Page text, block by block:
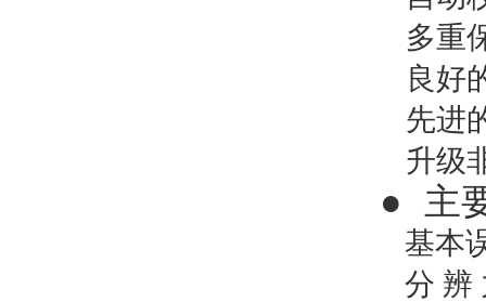
多重
良好
先进
升级
● 主
基本
分 辨